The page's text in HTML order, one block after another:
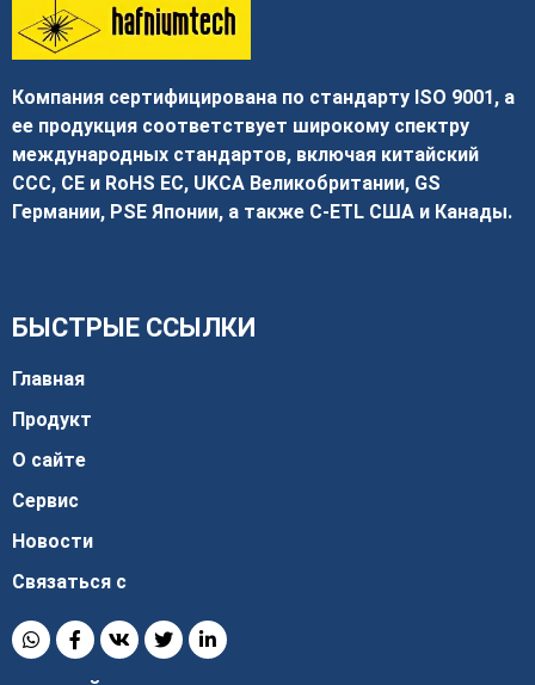
Компания сертифицирована по стандарту ISO 9001, а
ее продукция соответствует широкому спектру
международных стандартов, включая китайский
CCC, CE и RoHS ЕС, UKCA Великобритании, GS
Германии, PSE Японии, а также C-ETL США и Канады.
БЫСТРЫЕ ССЫЛКИ
Главная
Продукт
О сайте
Сервис
Новости
Связаться с